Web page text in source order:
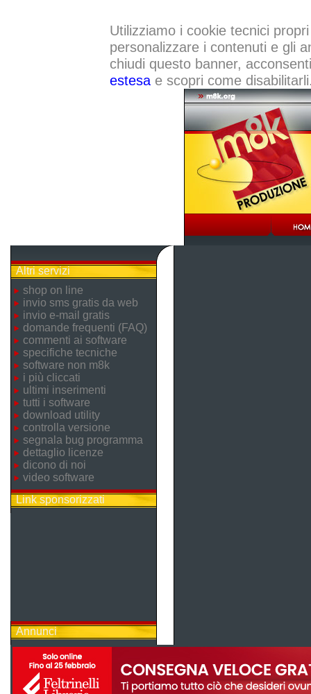
Utilizziamo i cookie tecnici
personalizzare i contenuti e gli
chiudi questo banner,
estesae scopri come
Altri servizi
shop on line
invio sms gratis da web
invio e-mail gratis
domande frequenti (FAQ)
commenti ai software
specifiche tecniche
software non m8k
i più cliccati
ultimi inserimenti
tutti i software
download utility
controlla versione
segnala bug programma
dettaglio licenze
dicono di noi
video software
Link sponsorizzati
Annunci